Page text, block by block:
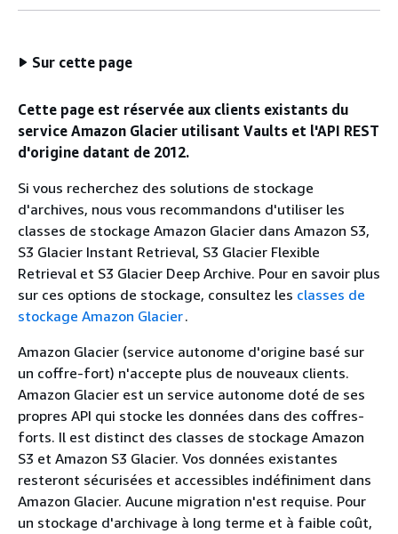
Sur cette page
Cette page est réservée aux clients existants du
service Amazon Glacier utilisant Vaults et l'API REST
d'origine datant de 2012.
Si vous recherchez des solutions de stockage
d'archives, nous vous recommandons d'utiliser les
classes de stockage Amazon Glacier dans Amazon S3,
S3 Glacier Instant Retrieval, S3 Glacier Flexible
Retrieval et S3 Glacier Deep Archive. Pour en savoir plus
sur ces options de stockage, consultez les classes de
stockage Amazon Glacier.
Amazon Glacier (service autonome d'origine basé sur
un coffre-fort) n'accepte plus de nouveaux clients.
Amazon Glacier est un service autonome doté de ses
propres API qui stocke les données dans des coffres-
forts. Il est distinct des classes de stockage Amazon
S3 et Amazon S3 Glacier. Vos données existantes
resteront sécurisées et accessibles indéfiniment dans
Amazon Glacier. Aucune migration n'est requise. Pour
un stockage d'archivage à long terme et à faible coût,